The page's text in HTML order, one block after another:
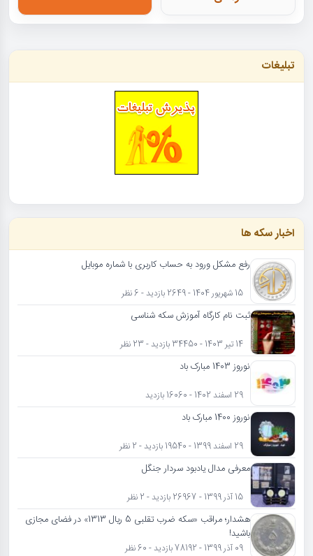
تبلیغات
اخبار سکه ها
رفع مشکل ورود به حساب کاربری با شماره موبایل
15 شهریور 1404 - 2649 بازدید - 6 نظر
ثبت نام کارگاه آموزش سکه شناسی
14 تیر 1403 - 34450 بازدید - 23 نظر
نوروز 1403 مبارک باد
29 اسفند 1402 - 16060 بازدید
نوروز 1400 مبارک باد
29 اسفند 1399 - 19540 بازدید - 2 نظر
معرفی مدال یادبود سردار جنگل
15 آذر 1399 - 26967 بازدید - 2 نظر
هشدار؛ مراقب «سکه ضرب تقلبی 5 ریال 1313» در فضای مجازی
باشید!
09 آذر 1399 - 78192 بازدید - 60 نظر